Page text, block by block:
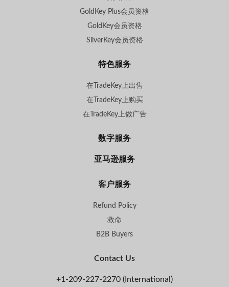
GoldKey Plus会员资格
GoldKey会员资格
SilverKey会员资格
特色服务
在TradeKey上出售
在TradeKey上购买
在TradeKey上做广告
数字服务
亚马逊服务
客户服务
Refund Policy
救命
B2B Buyers
Contact Us
+1-209-227-2270 (International)